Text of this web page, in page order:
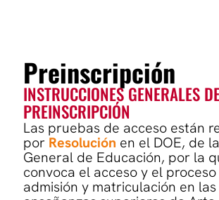
Preinscripción
INSTRUCCIONES GENERALES
PREINSCRIPCIÓN
Las pruebas de acceso están
por Resolución en el DOE, de
General de Educación, por la
convoca el acceso y el
admisión y matriculación en las